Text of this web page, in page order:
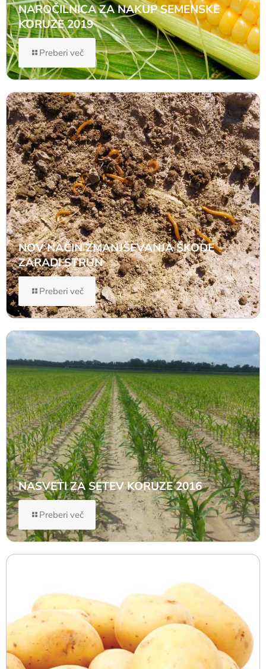
NAROČILNICA ZA NAKUP SEMENSKE
KORUZE 2019
Preberi več
NOV NAČIN ZMANJŠEVANJA ŠKODE
ZARADI STRUN
Preberi več
NASVETI ZA SETEV KORUZE 2016
Preberi več